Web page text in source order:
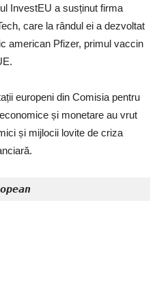
InvestEU a susținut firma
care la rândul ei a dezvoltat
american Pfizer, primul vaccin
europeni din Comisia pentru
și monetare au vrut
și mijlocii lovite de criza